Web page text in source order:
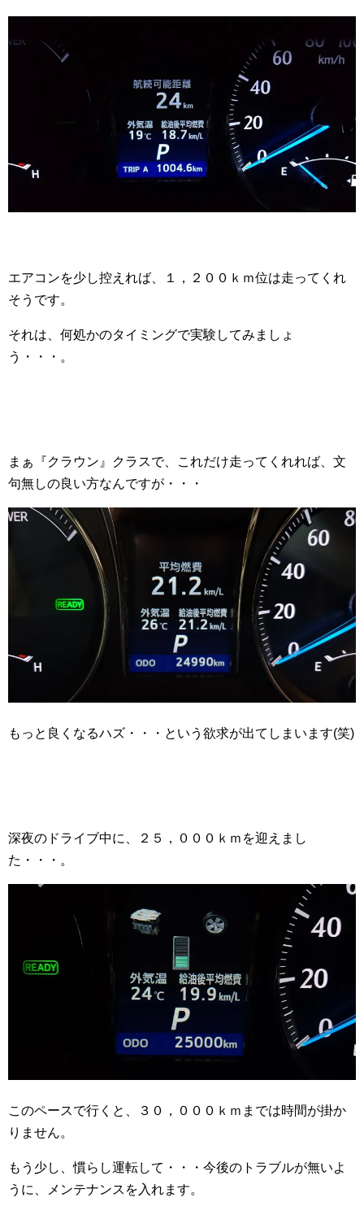
エアコンを少し控えれば、１，２００ｋｍ位は走ってくれ
そうです。
それは、何処かのタイミングで実験してみましょ
う・・・。
まぁ『クラウン』クラスで、これだけ走ってくれれば、文
句無しの良い方なんですが・・・
もっと良くなるハズ・・・という欲求が出てしまいます(笑)
深夜のドライブ中に、２５，０００ｋｍを迎えまし
た・・・。
このペースで行くと、３０，０００ｋｍまでは時間が掛か
りません。
もう少し、慣らし運転して・・・今後のトラブルが無いよ
うに、メンテナンスを入れます。